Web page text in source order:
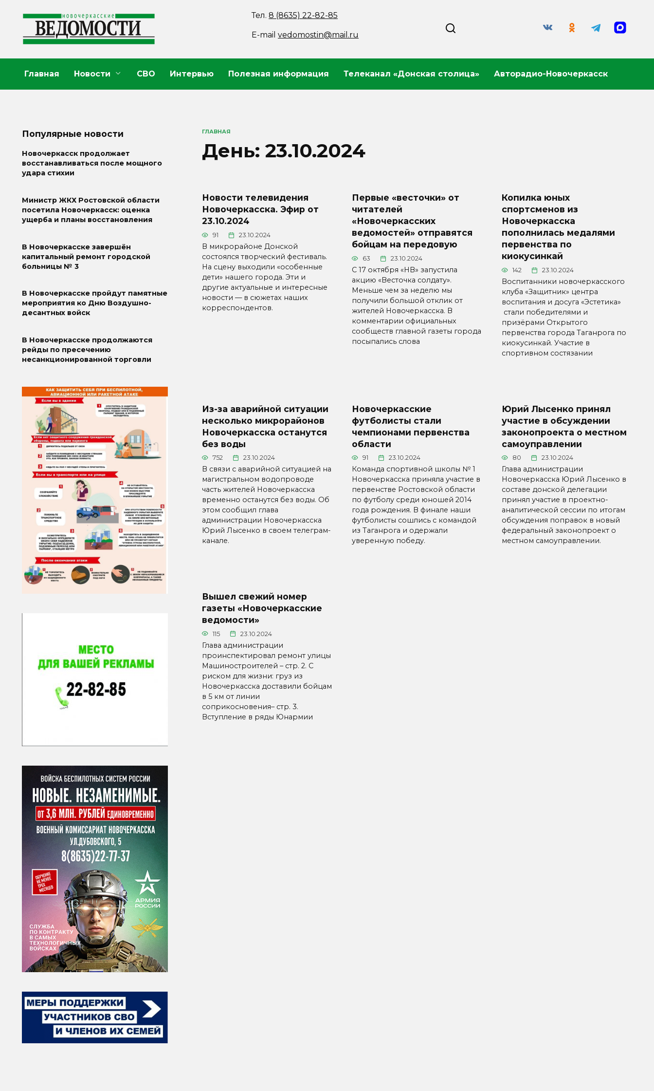
содержанию
Тел.8 (8635) 22-82-85
E-mailvedomostin@mail.ru
Главная Новости СВО Интервью Полезная информация Телеканал «Донская столица» Авторадио-Новочеркасск
ГЛАВНАЯ
День: 23.10.2024
Новости телевидения
Новочеркасска. Эфир от
23.10.2024
91 23.10.2024
В микрорайоне Донской
состоялся творческий фестиваль.
На сцену выходили «особенные
дети» нашего города. Эти и
другие актуальные и интересные
новости — в сюжетах наших
корреспондентов.
Первые «весточки» от
читателей
«Новочеркасских
ведомостей» отправятся
бойцам на передовую
63 23.10.2024
С 17 октября «НВ» запустила
акцию «Весточка солдату».
Меньше чем за неделю мы
получили большой отклик от
жителей Новочеркасска. В
комментарии официальных
сообществ главной газеты города
посыпались слова
Копилка юных
спортсменов из
Новочеркасска
пополнилась медалями
первенства по
киокусинкай
142 23.10.2024
Воспитанники новочеркасского
клуба «Защитник» центра
воспитания и досуга «Эстетика»
стали победителями и
призёрами Открытого
первенства города Таганрога по
киокусинкай. Участие в
спортивном состязании
Из-за аварийной ситуации
несколько микрорайонов
Новочеркасска останутся
без воды
752 23.10.2024
В связи с аварийной ситуацией на
магистральном водопроводе
часть жителей Новочеркасска
временно останутся без воды. Об
этом сообщил глава
администрации Новочеркасска
Юрий Лысенко в своем телеграм-
канале.
Новочеркасские
футболисты стали
чемпионами первенства
области
91 23.10.2024
Команда спортивной школы № 1
Новочеркасска приняла участие в
первенстве Ростовской области
по футболу среди юношей 2014
года рождения. В финале наши
футболисты сошлись с командой
из Таганрога и одержали
уверенную победу.
Юрий Лысенко принял
участие в обсуждении
законопроекта о местном
самоуправлении
80 23.10.2024
Глава администрации
Новочеркасска Юрий Лысенко в
составе донской делегации
принял участие в проектно-
аналитической сессии по итогам
обсуждения поправок в новый
федеральный законопроект о
местном самоуправлении.
Вышел свежий номер
газеты «Новочеркасские
ведомости»
115 23.10.2024
Глава администрации
проинспектировал ремонт улицы
Машиностроителей – стр. 2. С
риском для жизни: груз из
Новочеркасска доставили бойцам
в 5 км от линии
соприкосновения– стр. 3.
Вступление в ряды Юнармии
Популярные новости
Новочеркасск продолжает
восстанавливаться после мощного
удара стихии
Министр ЖКХ Ростовской области
посетила Новочеркасск: оценка
ущерба и планы восстановления
В Новочеркасске завершён
капитальный ремонт городской
больницы № 3
В Новочеркасске пройдут памятные
мероприятия ко Дню Воздушно-
десантных войск
В Новочеркасске продолжаются
рейды по пресечению
несанкционированной торговли